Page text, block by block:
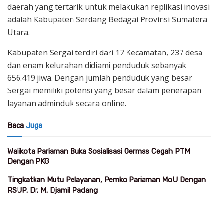
daerah yang tertarik untuk melakukan replikasi inovasi
adalah Kabupaten Serdang Bedagai Provinsi Sumatera
Utara.
Kabupaten Sergai terdiri dari 17 Kecamatan, 237 desa
dan enam kelurahan didiami penduduk sebanyak
656.419 jiwa. Dengan jumlah penduduk yang besar
Sergai memiliki potensi yang besar dalam penerapan
layanan adminduk secara online.
Baca Juga
Walikota Pariaman Buka Sosialisasi Germas Cegah PTM
Dengan PKG
Tingkatkan Mutu Pelayanan, Pemko Pariaman MoU Dengan
RSUP. Dr. M. Djamil Padang